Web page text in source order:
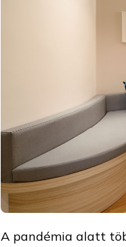
A pandémia alatt